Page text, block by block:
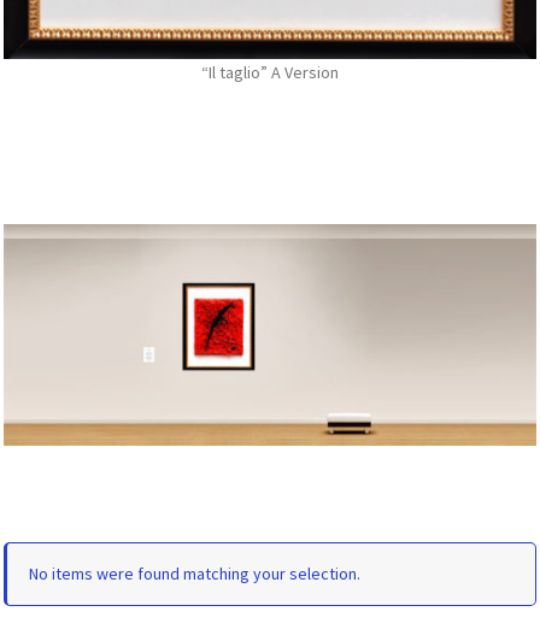
“Il taglio” A Version
No items were found matching your selection.